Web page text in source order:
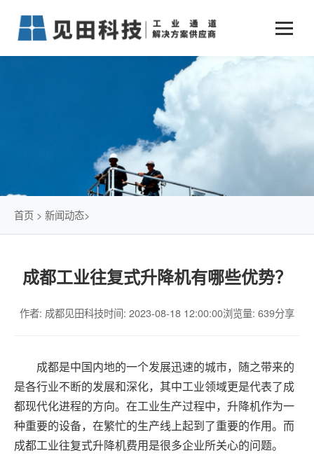
业务中心
仓储物流通道解决方案
智能立体库解决方案
简易升降机解决方案
新闻动态 +
传统仓储物流
石油化工行业
发展历程
首页 > 新闻动态>
成都工业往复式升降机有哪些优势？
作者: 成都见田科技时间: 2023-08-18 12:00:00浏览量: 639分享
成都是中国内地的一个发展迅速的城市，随之带来的
是各行业不断的发展和深化，其中工业领域更是代表了成
都现代化进程的方向。在工业生产过程中，升降机作为一
种重要的设备，在繁忙的生产线上起到了重要的作用。而
成都工业往复式升降机费用是很多企业所关心的问题。